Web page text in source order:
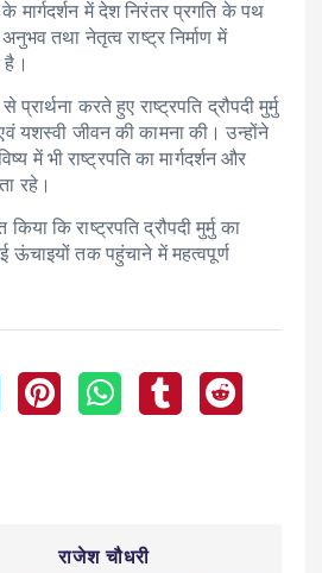
के मार्गदर्शन में देश निरंतर प्रगति के पथ
तथा नेतृत्व राष्ट्र निर्माण में
है।
करते हुए राष्ट्रपति द्रौपदी मुर्मु
यशस्वी जीवन की कामना की। उन्होंने
में भी राष्ट्रपति का मार्गदर्शन और
रहे।
कि राष्ट्रपति द्रौपदी मुर्मु का
ऊंचाइयों तक पहुंचाने में महत्वपूर्ण
राजेश चौधरी